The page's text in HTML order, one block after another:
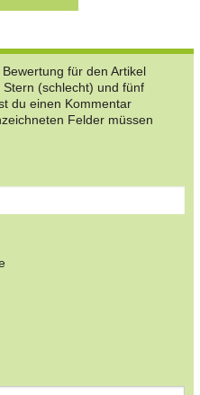
für den Artikel
(schlecht) und fünf
du einen Kommentar
Felder müssen